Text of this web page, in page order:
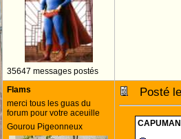
35647 messages postés
Flams
merci tous les guas du
forum pour votre aceuille
Gourou Pigeonneux
Posté